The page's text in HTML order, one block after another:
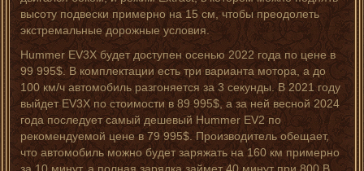
высоту подвески примерно на 15 см, чтобы преодолеть
экстремальные дорожные условия.
Hummer EV3X будет доступен осенью 2022 года по цене в
99 995$. В комплектации есть три варианта мотора, а до
100 км/ч автомобиль разгоняется за 3 секунды. В 2021 году
выйдет EV3X по стоимости в 89 995$, а за ней весной 2024
года последует самый дешевый Hummer EV2 по
рекомендуемой цене в 79 995$. Производитель обещает,
что автомобиль можно будет заряжать на 160 км примерно